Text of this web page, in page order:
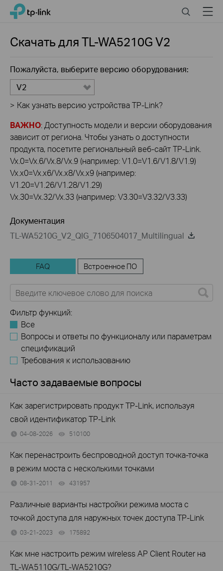
Click
navigation
TP-Link, Reliably Smart SearchMenu
Скачать дляTL-WA5210GV2
Пожалуйста, выберите версию оборудования:
V2
> Как узнать версию устройства TP-Link?
ВАЖНО: Доступность модели и версии оборудования
зависит от региона. Чтобы узнать о доступности
продукта, посетите региональный веб-сайт TP-Link.
Vx.0=Vx.6/Vx.8/Vx.9 (например: V1.0=V1.6/V1.8/V1.9)
Vx.x0=Vx.x6/Vx.x8/Vx.x9 (например:
V1.20=V1.26/V1.28/V1.29)
Vx.30=Vx.32/Vx.33 (например: V3.30=V3.32/V3.33)
Документация
TL-WA5210G_V2_QIG_7106504017_Multilingual
FAQ Встроенное ПО
Фильтр функций:
Все
Вопросы и ответы по функционалу или параметрам
спецификаций
Требования к использованию
Часто задаваемые вопросы
Как зарегистрировать продукт TP-Link, используя
свой идентификатор TP-Link
04-08-2026 510100
Как перенастроить беспроводной доступ точка-точка
в режим моста с несколькими точками
08-31-2011 431957
Различные варианты настройки режима моста с
точкой доступа для наружных точек доступа TP-Link
03-21-2023 175892
Как мне настроить режим wireless AP Client Router на
TL-WA5110G/TL-WA5210G?